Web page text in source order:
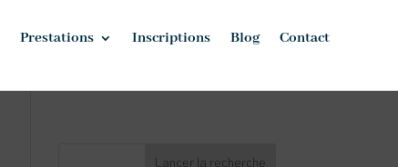
Prestations Inscriptions Blog Contact
Lancer la recherche